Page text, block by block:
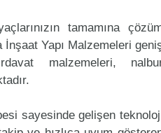
tamamına
İnşaat Yapı Malzemeleri
malzemeleri,
sayesinde gelişen